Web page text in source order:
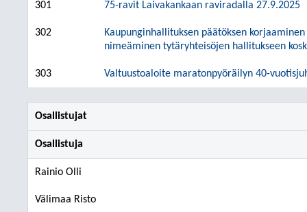
301 75-ravit Laivakankaan raviradalla 27.9.2025
302
Kaupunginhallituksen päätöksen
nimeäminen tytäryhteisöjen hallitukseen
303 Valtuustoaloite maratonpyöräilyn 40-
Osallistujat
Osallistuja
Rainio Olli
Välimaa Risto